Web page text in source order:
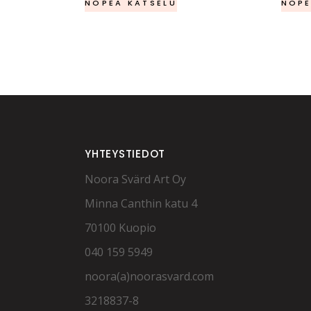
850,00 €.
NOPEA KATSELU
YHTEYSTIEDOT
Noora Svärd Art Oy
Minna Canthin katu 4
70100 Kuopio
040 159 5949
noora(a)noorasvard.com
3218837-8